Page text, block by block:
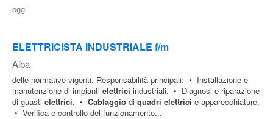
Pubblica
Area
Aziende
oggi
ELETTRICISTA INDUSTRIALE f/m
Alba
delle normative vigenti. Responsabilità principali: • Installazione e
manutenzione di impianti elettrici industriali. • Diagnosi e riparazione
di guasti elettrici. • Cablaggio di quadri elettrici e apparecchiature.
• Verifica e controllo del funzionamento...